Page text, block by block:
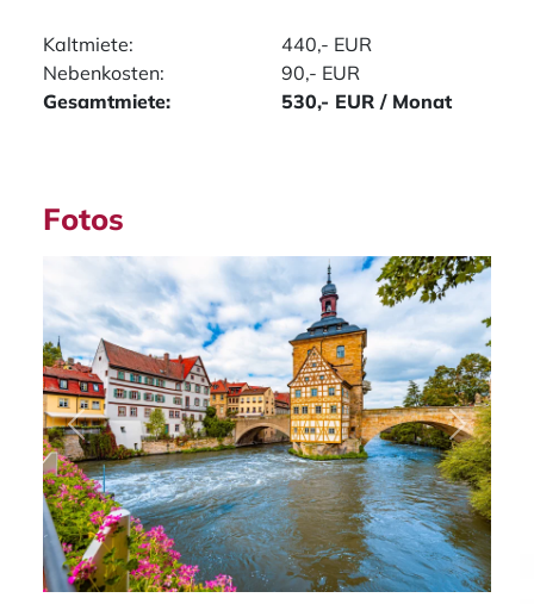
Kaltmiete:
440,- EUR
Nebenkosten:
90,- EUR
Gesamtmiete:
530,- EUR / Monat
Fotos
Previous Next